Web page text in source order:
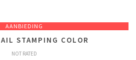
AANBIEDING
STAMPING COLOR
NOT RATED